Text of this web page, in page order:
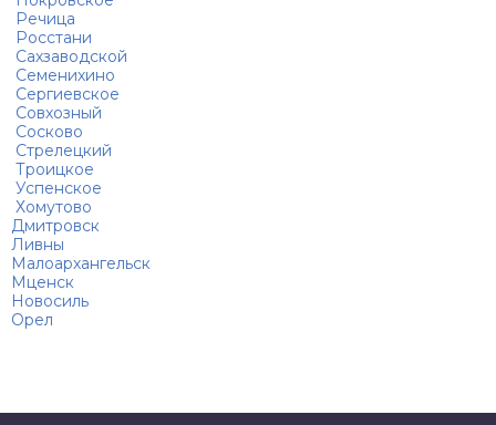
Речица
Росстани
Сахзаводской
Семенихино
Сергиевское
Совхозный
Сосково
Стрелецкий
Троицкое
Успенское
Хомутово
Дмитровск
Ливны
Малоархангельск
Мценск
Новосиль
Орел